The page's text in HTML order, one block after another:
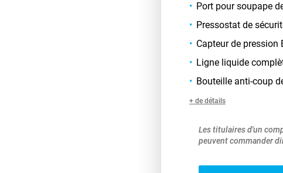
Port pour soupape
Pressostat de
Capteur de pression
Ligne liquide
Bouteille anti-coup
+ de détails
Les titulaires d'un
peuvent commander